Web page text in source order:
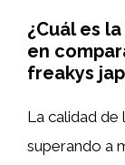
¿Cuál es
en
freakys
La calidad de
superando a